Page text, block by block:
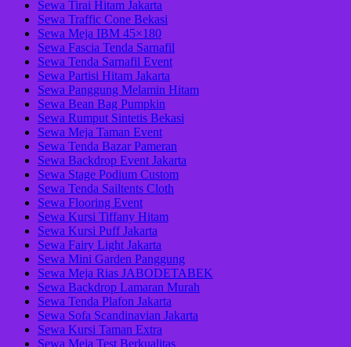
Sewa Tirai Hitam Jakarta
Sewa Traffic Cone Bekasi
Sewa Meja IBM 45×180
Sewa Fascia Tenda Sarnafil
Sewa Tenda Sarnafil Event
Sewa Partisi Hitam Jakarta
Sewa Panggung Melamin Hitam
Sewa Bean Bag Pumpkin
Sewa Rumput Sintetis Bekasi
Sewa Meja Taman Event
Sewa Tenda Bazar Pameran
Sewa Backdrop Event Jakarta
Sewa Stage Podium Custom
Sewa Tenda Sailtents Cloth
Sewa Flooring Event
Sewa Kursi Tiffany Hitam
Sewa Kursi Puff Jakarta
Sewa Fairy Light Jakarta
Sewa Mini Garden Panggung
Sewa Meja Rias JABODETABEK
Sewa Backdrop Lamaran Murah
Sewa Tenda Plafon Jakarta
Sewa Sofa Scandinavian Jakarta
Sewa Kursi Taman Extra
Sewa Meja Test Berkualitas